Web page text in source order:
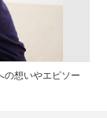
の想いやエピソー